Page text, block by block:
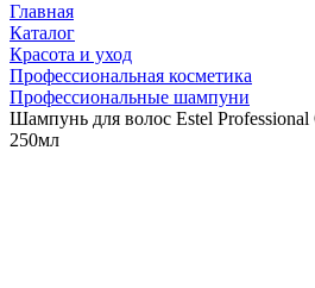
Главная
Каталог
Красота и уход
Профессиональная косметика
Профессиональные шампуни
Шампунь для волос Estel Professional
250мл